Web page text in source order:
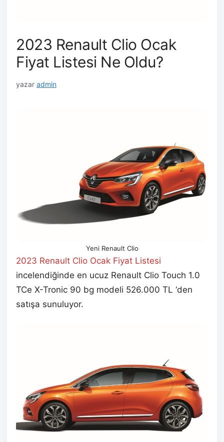
2023 Renault Clio Ocak
Fiyat Listesi Ne Oldu?
yazar admin
Yeni Renault Clio
2023 Renault Clio Ocak Fiyat Listesi
incelendiğinde en ucuz Renault Clio Touch 1.0
TCe X-Tronic 90 bg modeli 526.000 TL ‘den
satışa sunuluyor.